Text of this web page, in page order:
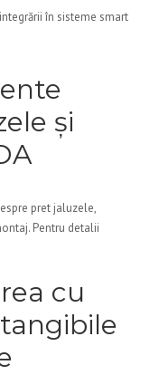
în sisteme smart
și
pret jaluzele,
Pentru detalii
cu